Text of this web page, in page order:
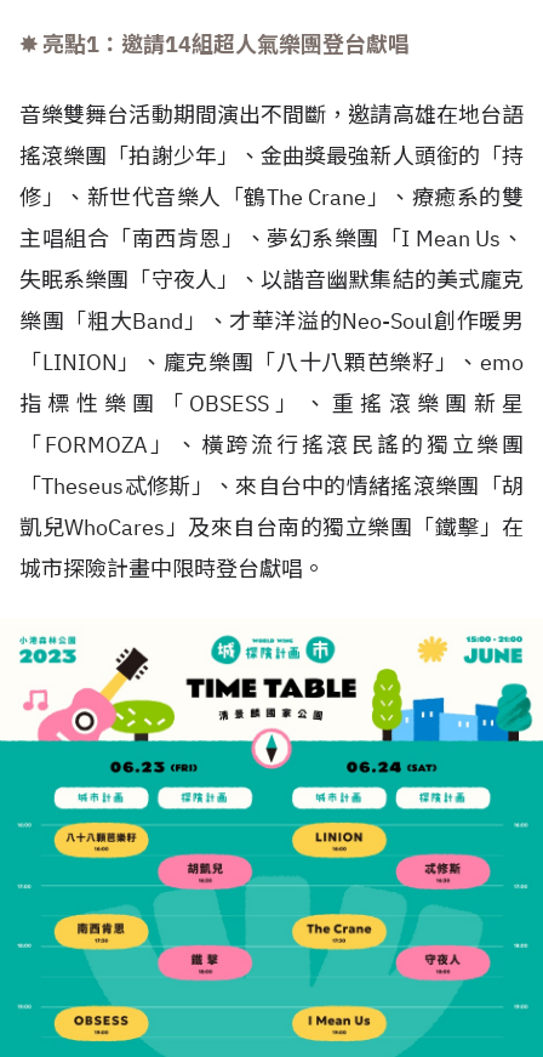
✸ 亮點1：邀請14組超人氣樂團登台獻唱
音樂雙舞台活動期間演出不間斷，邀請高雄在地台語
搖滾樂團「拍謝少年」、金曲獎最強新人頭銜的「持
修」、新世代音樂人「鶴The Crane」、療癒系的雙
主唱組合「南西肯恩」、夢幻系樂團「I Mean Us、
失眠系樂團「守夜人」、以諧音幽默集結的美式龐克
樂團「粗大Band」、才華洋溢的Neo-Soul創作暖男
「LINION」、龐克樂團「八十八顆芭樂籽」、emo
指標性樂團「OBSESS」、重搖滾樂團新星
「FORMOZA」、橫跨流行搖滾民謠的獨立樂團
「Theseus忒修斯」、來自台中的情緒搖滾樂團「胡
凱兒WhoCares」及來自台南的獨立樂團「鐵擊」在
城市探險計畫中限時登台獻唱。